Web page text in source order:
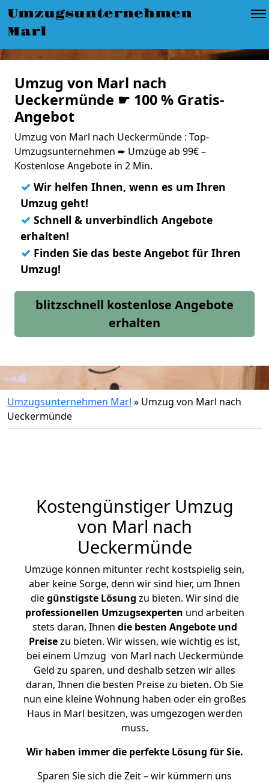
Umzugsunternehmen
Marl
Umzug von Marl nach
Ueckermünde ☛ 100 % Gratis-
Angebot
Umzug von Marl nach Ueckermünde : Top-
Umzugsunternehmen ➨ Umzüge ab 99€ –
Kostenlose Angebote in 2 Min.
✓ Wir helfen Ihnen, wenn es um Ihren
Umzug geht!
✓ Schnell & unverbindlich Angebote
erhalten!
✓ Finden Sie das beste Angebot für Ihren
Umzug!
blitzschnell kostenlose Angebote
erhalten
Umzugsunternehmen Marl » Umzug von Marl nach
Ueckermünde
Kostengünstiger Umzug
von Marl nach
Ueckermünde
Umzüge können mitunter recht kostspielig sein,
aber keine Sorge, denn wir sind hier, um Ihnen
diegünstigste Lösung zu bieten. Wir sind die
professionellen Umzugsexperten und arbeiten
stets daran, Ihnen die besten Angebote und
Preisezu bieten. Wir wissen, wie wichtig es ist,
bei einem Umzug von Marl nach Ueckermünde
Geld zu sparen, und deshalb setzen wir alles
daran, Ihnen die besten Preise zu bieten. Ob Sie
nun eine kleine Wohnung haben oder ein großes
Haus in Marl besitzen, was umgezogen werden
muss.
Wir haben immer die perfekte Lösung für Sie.
Sparen Sie sich die Zeit – wir kümmern uns